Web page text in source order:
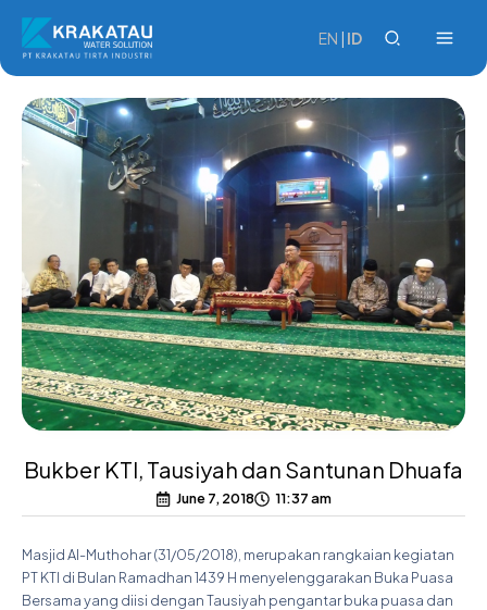
content
EN ID
Bukber KTI, Tausiyah dan Santunan Dhuafa
June 7, 2018 11:37 am
Masjid Al-Muthohar (31/05/2018), merupakan rangkaian kegiatan
PT KTI di Bulan Ramadhan 1439 H menyelenggarakan Buka Puasa
Bersama yang diisi dengan Tausiyah pengantar buka puasa dan